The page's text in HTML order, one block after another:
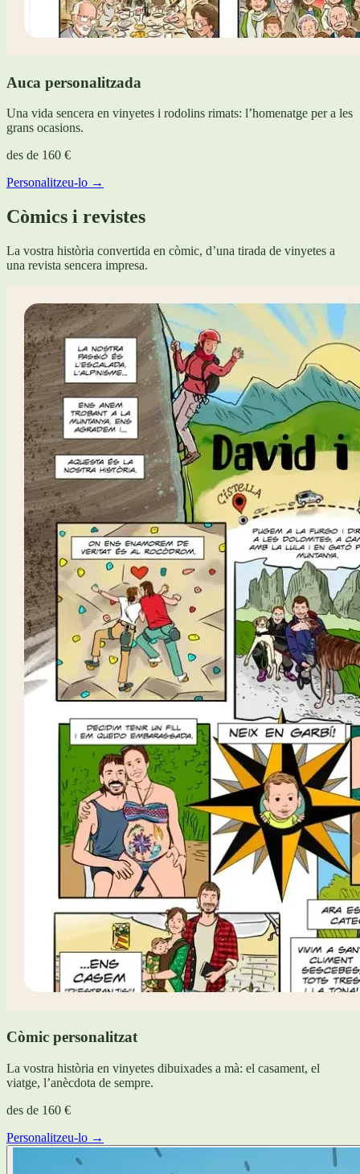
Auca personalitzada
Una vida sencera en vinyetes i rodolins rimats: l’homenatge per a les
grans ocasions.
des de 160 €
Personalitzeu-lo →
Còmics i revistes
La vostra història convertida en còmic, d’una tirada de vinyetes a
una revista sencera impresa.
Còmic personalitzat
La vostra història en vinyetes dibuixades a mà: el casament, el
viatge, l’anècdota de sempre.
des de 160 €
Personalitzeu-lo →